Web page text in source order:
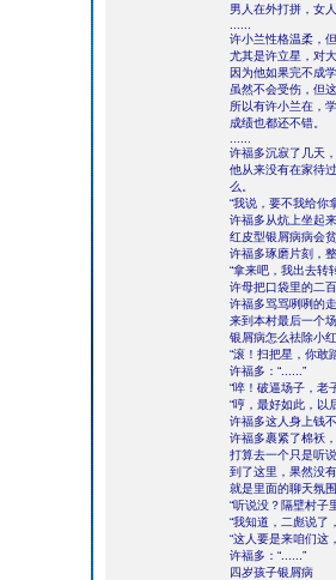
男人在外打拼，女
许小兰性格温柔，
尤其是许立星，对
因为他如果完不成
虽然不会受伤，但
所以有许小兰在，
成绩也都还不错。
许福多沉寂了几天
他从来没有在家待
么。
“我说，要不我给你
许福多从炕上坐起
红皮型银屑病病会
许福多琢磨片刻，
“拿来吧，我出去转
许母把口袋里的二
许福多骂骂咧咧的
来到本村最后一个
银屑病怎么祛除小
“滚！扫把星，你敢
许福多：“......”
“啐！破逼场子，老
“哼，最好如此，以
许福多这人身上钱
许福多裹紧了棉袄
打算去一个只是听
到了这里，果然没
就是里面的聊天氛
“听说没？隔壁村子
“我知道，二彪说了
“这人要是来咱们这
许福多：“......”
四岁孩子银屑病